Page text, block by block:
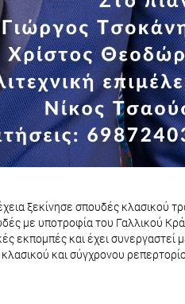
ξεκίνησε σπουδές κλασικού
με υποτροφία του Γαλλικού
εκπομπές και έχει
και σύγχρονου